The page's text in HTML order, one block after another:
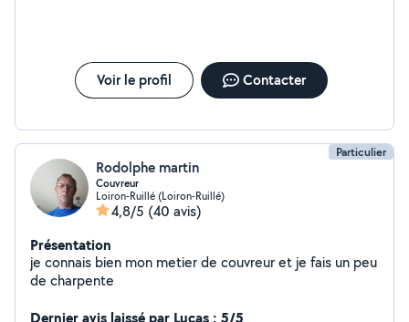
Voir le profil Contacter
Particulier
Rodolphe martin
Couvreur
Loiron-Ruillé (Loiron-Ruillé)
4,8/5 (40 avis)
Présentation
je connais bien mon metier de couvreur et je fais un peu
de charpente
Dernier avis laissé par Lucas : 5/5